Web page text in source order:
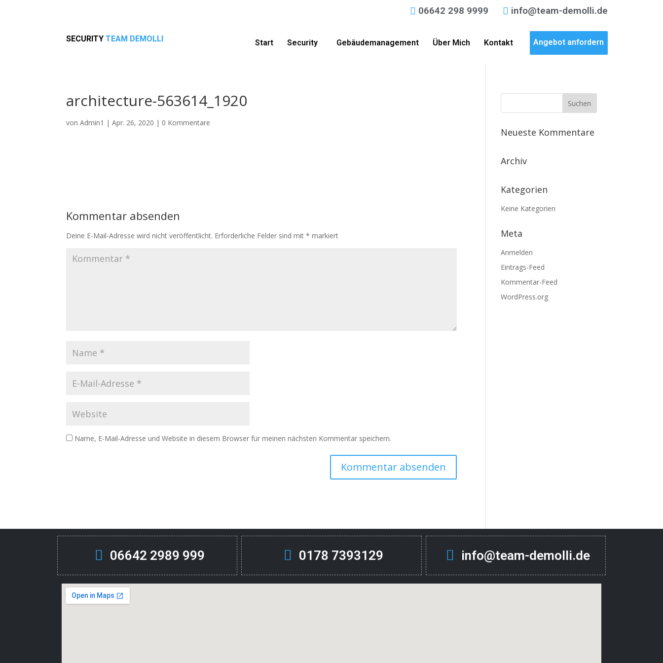
06642 298 9999 info@team-demolli.de
SECURITY TEAM DEMOLLI Start Security Gebäudemanagement Über Mich Kontakt Angebot anfordern
architecture-563614_1920
vonAdmin1 |Apr. 26, 2020 | 0 Kommentare
Kommentar absenden
Deine E-Mail-Adresse wird nicht veröffentlicht. Erforderliche Felder sind mit* markiert
Name, E-Mail-Adresse und Website in diesem Browser für meinen nächsten Kommentar speichern.
Neueste Kommentare
Archiv
Kategorien
Keine Kategorien
Meta
Anmelden
Eintrags-Feed
Kommentar-Feed
WordPress.org
06642 2989 999 0178 7393129 info@team-demolli.de